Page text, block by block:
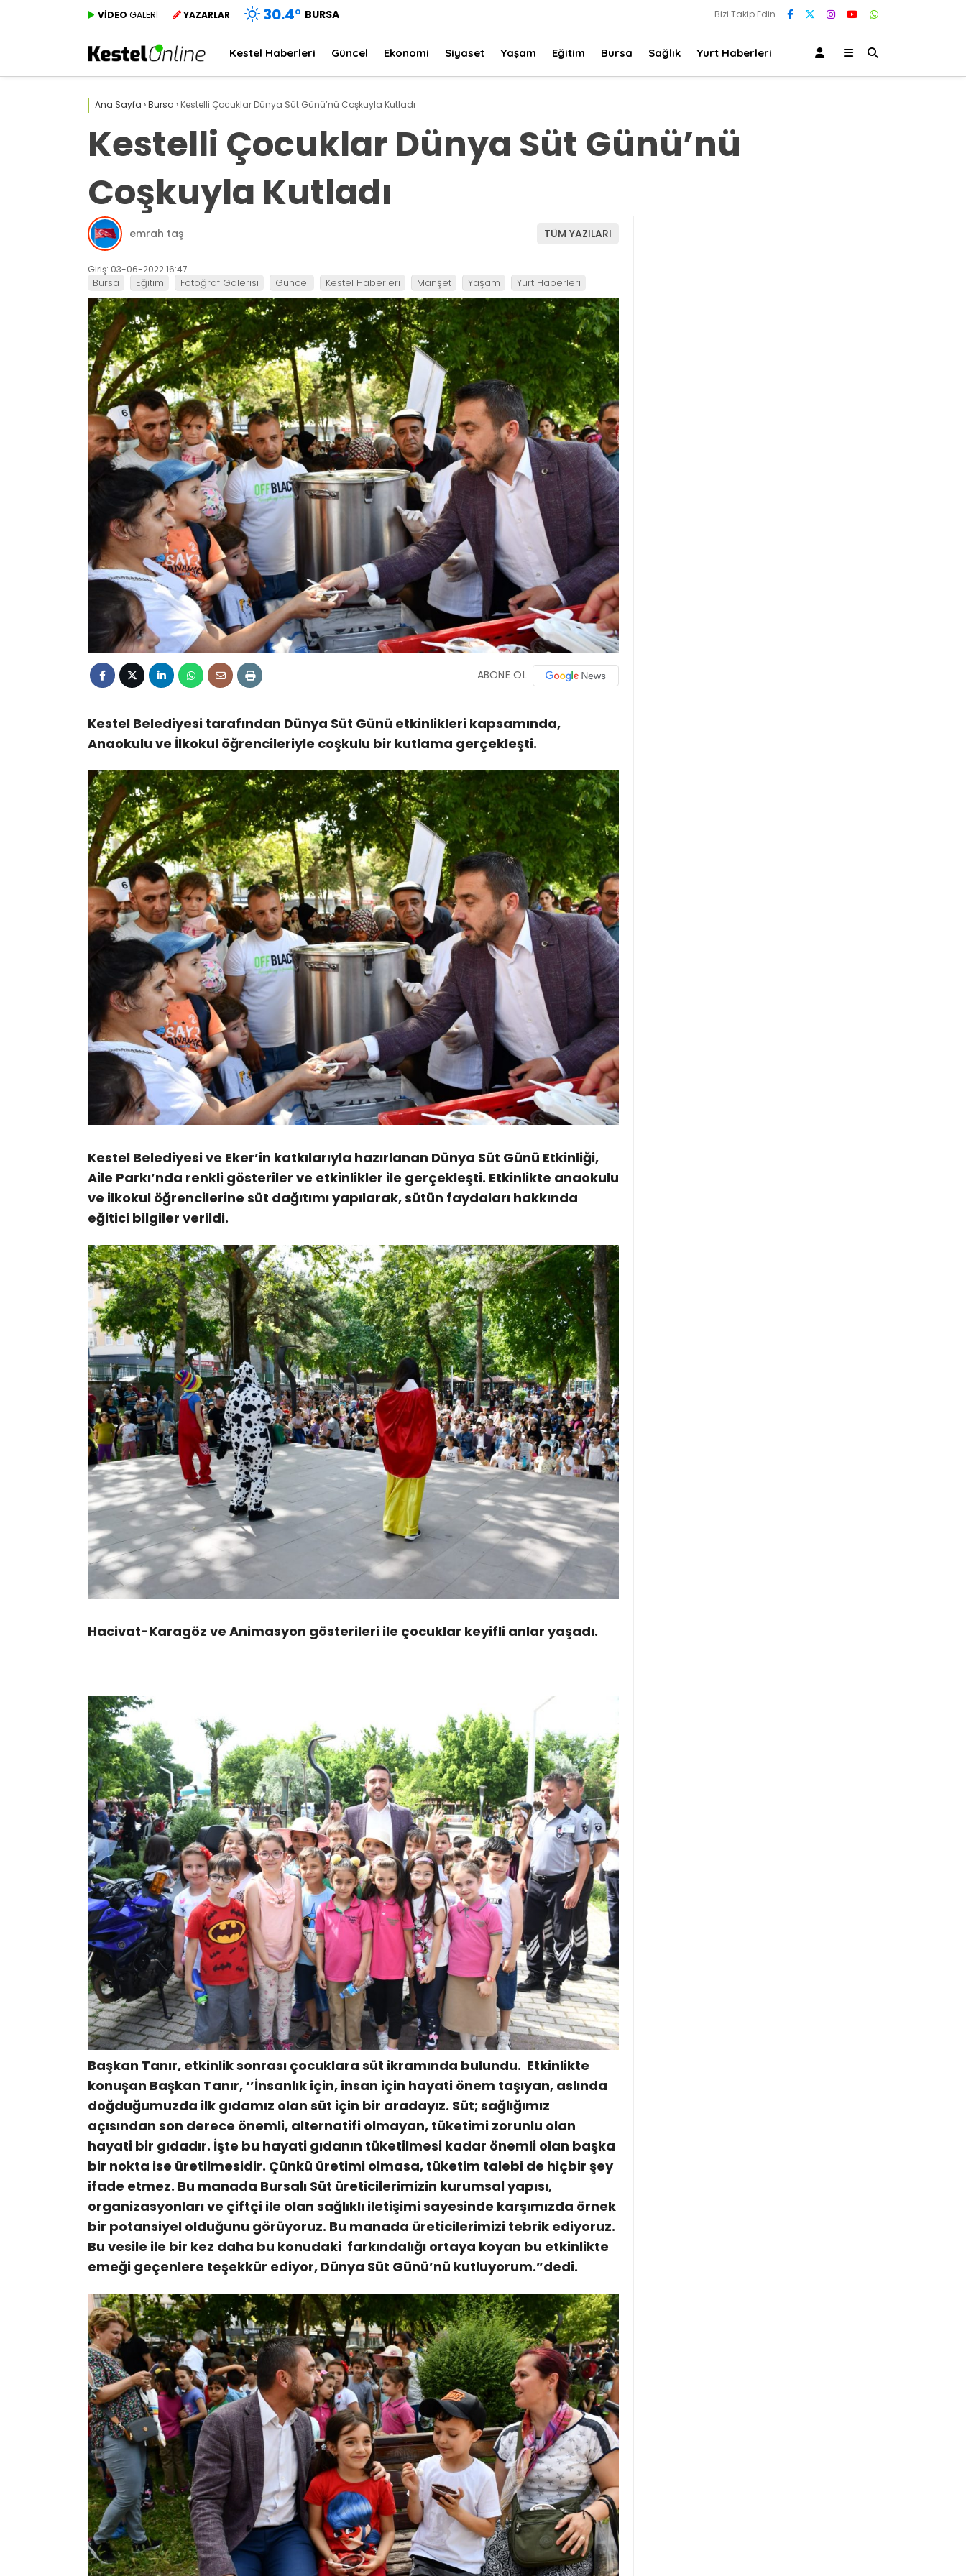
VİDEO GALERİ YAZARLAR 30.4° BURSA Bizi Takip Edin
Kestel Haberleri Güncel Ekonomi Siyaset Yaşam Eğitim Bursa Sağlık Yurt Haberleri
Ana Sayfa ›Bursa › Kestelli Çocuklar Dünya Süt Günü’nü Coşkuyla Kutladı
Kestelli Çocuklar Dünya Süt Günü’nü
Coşkuyla Kutladı
emrah taş TÜM YAZILARI
Giriş: 03-06-2022 16:47
Bursa Eğitim Fotoğraf Galerisi Güncel Kestel Haberleri Manşet Yaşam Yurt Haberleri
ABONE OL
Kestel Belediyesi tarafından Dünya Süt Günü etkinlikleri kapsamında,
Anaokulu ve İlkokul öğrencileriyle coşkulu bir kutlama gerçekleşti.
Kestel Belediyesi ve Eker’in katkılarıyla hazırlanan Dünya Süt Günü Etkinliği,
Aile Parkı’nda renkli gösteriler ve etkinlikler ile gerçekleşti. Etkinlikte anaokulu
ve ilkokul öğrencilerine süt dağıtımı yapılarak, sütün faydaları hakkında
eğitici bilgiler verildi.
Hacivat-Karagöz ve Animasyon gösterileri ile çocuklar keyifli anlar yaşadı.
Başkan Tanır, etkinlik sonrası çocuklara süt ikramında bulundu. Etkinlikte
konuşan Başkan Tanır, ‘’İnsanlık için, insan için hayati önem taşıyan, aslında
doğduğumuzda ilk gıdamız olan süt için bir aradayız. Süt; sağlığımız
açısından son derece önemli, alternatifi olmayan, tüketimi zorunlu olan
hayati bir gıdadır. İşte bu hayati gıdanın tüketilmesi kadar önemli olan başka
bir nokta ise üretilmesidir. Çünkü üretimi olmasa, tüketim talebi de hiçbir şey
ifade etmez. Bu manada Bursalı Süt üreticilerimizin kurumsal yapısı,
organizasyonları ve çiftçi ile olan sağlıklı iletişimi sayesinde karşımızda örnek
bir potansiyel olduğunu görüyoruz. Bu manada üreticilerimizi tebrik ediyoruz.
Bu vesile ile bir kez daha bu konudaki farkındalığı ortaya koyan bu etkinlikte
emeği geçenlere teşekkür ediyor, Dünya Süt Günü’nü kutluyorum.”dedi.